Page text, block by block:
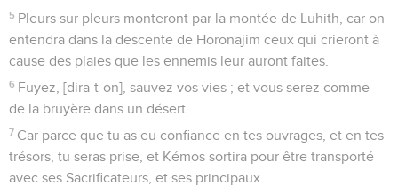
5 Pleurs sur pleurs monteront par la montée de Luhith, car on
entendra dans la descente de Horonajim ceux qui crieront à
cause des plaies que les ennemis leur auront faites.
6 Fuyez, [dira-t-on], sauvez vos vies ; et vous serez comme
de la bruyère dans un désert.
7 Car parce que tu as eu confiance en tes ouvrages, et en tes
trésors, tu seras prise, et Kémos sortira pour être transporté
avec ses Sacrificateurs, et ses principaux.